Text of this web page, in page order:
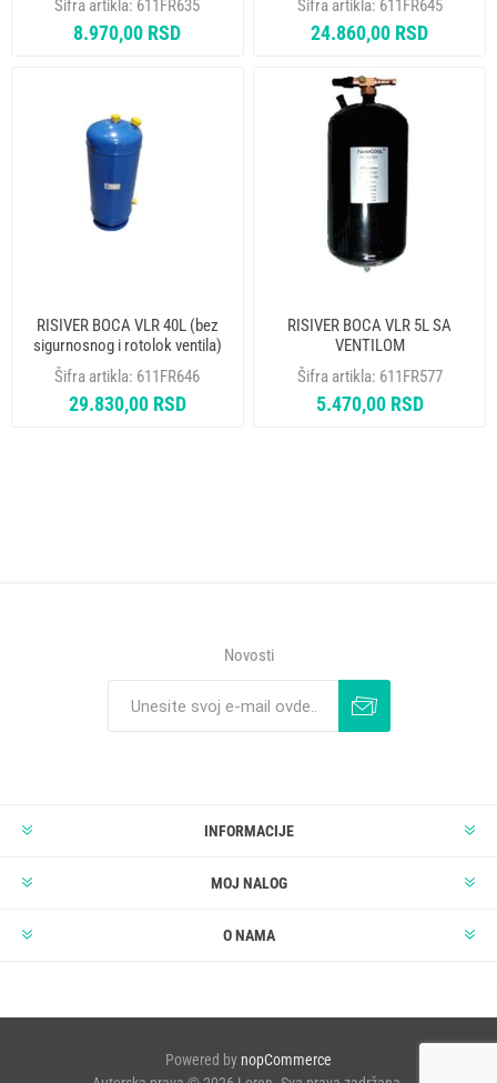
Šifra artikla: 611FR635
8.970,00 RSD
Šifra artikla: 611FR645
24.860,00 RSD
RISIVER BOCA VLR 40L (bez
sigurnosnog i rotolok ventila)
Šifra artikla: 611FR646
29.830,00 RSD
RISIVER BOCA VLR 5L SA
VENTILOM
Šifra artikla: 611FR577
5.470,00 RSD
Novosti
INFORMACIJE
MOJ NALOG
O NAMA
Powered by nopCommerce